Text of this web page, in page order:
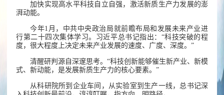
加快实现高水平科技自立自强，激活新质生产力发展的澎
湃动能。
今年1月，中共中央政治局就前瞻布局和发展未来产业进
行第二十四次集体学习。习近平总书记指出：“科技突破的程
度，很大程度上决定未来产业发展的速度、广度、深度。”
清醒研判源自深邃思考。“科技创新能够催生新产业、新模
式、新动能，是发展新质生产力的核心要素。”
从科研院所到企业车间，从实验室到生产一线，总书记深